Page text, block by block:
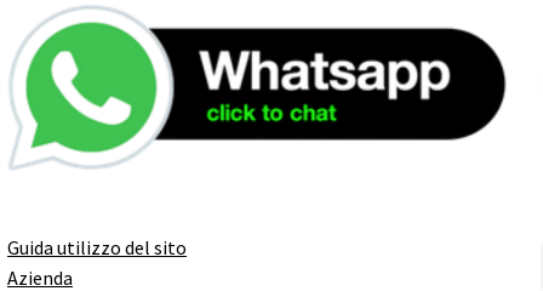
Guida utilizzo del sito
Azienda